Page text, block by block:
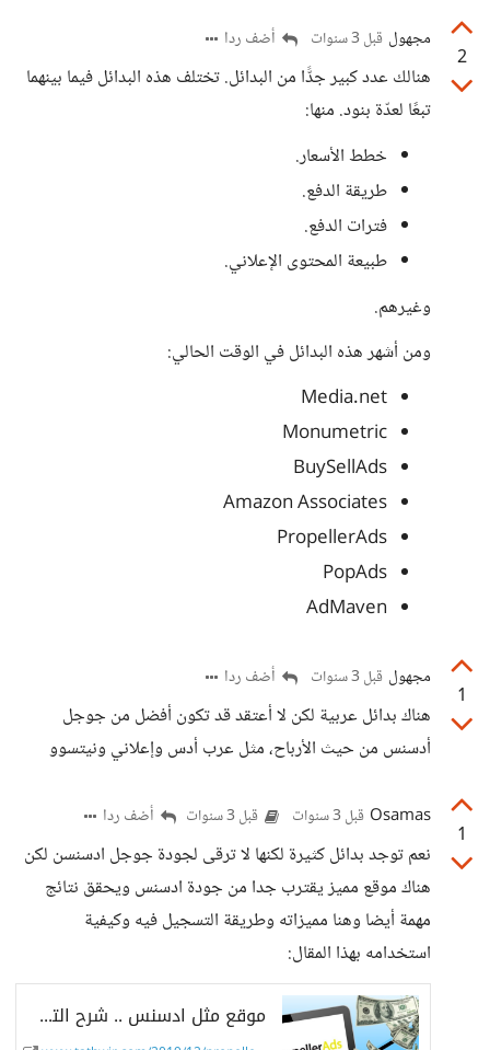
support team you...
2
مجهول قبل 3 سنوات أضف ردا
هنالك عدد كبير جدًّا من البدائل. تختلف هذه البدائل فيما بينهما
تبعًا لعدّة بنود. منها:
خطط الأسعار.
طريقة الدفع.
فترات الدفع.
طبيعة المحتوى الإعلاني.
وغيرهم.
ومن أشهر هذه البدائل في الوقت الحالي:
Media.net
Monumetric
BuySellAds
Amazon Associates
PropellerAds
PopAds
AdMaven
1
مجهول قبل 3 سنوات أضف ردا
هناك بدائل عربية لكن لا أعتقد قد تكون أفضل من جوجل
أدسنس من حيث الأرباح، مثل عرب أدس وإعلاني ونيتسوو
1
Osamas قبل 3 سنوات قبل 3 سنوات أضف ردا
نعم توجد بدائل كثيرة لكنها لا ترقى لجودة جوجل ادسنسن لكن
هناك موقع مميز يقترب جدا من جودة ادسنس ويحقق نتائج
مهمة أيضا وهنا مميزاته وطريقة التسجيل فيه وكيفية
استخدامه بهذا المقال:
موقع مثل ادسنس .. شرح التسجيل في propellerads للربح من الاعلانات